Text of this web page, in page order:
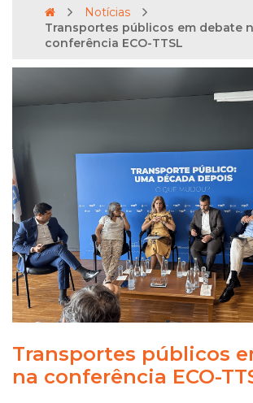
Notícias
Transportes públicos em debate
conferência ECO-TTSL
Transportes públicos
na conferência ECO-